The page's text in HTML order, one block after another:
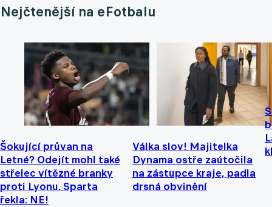
Nejčtenější na eFotbalu
Šokující průvan na
Letné? Odejít mohl také
střelec vítězné branky
proti Lyonu. Sparta
řekla: NE!
Válka slov! Majitelka
Dynama ostře zaútočila
na zástupce kraje, padla
drsná obvinění